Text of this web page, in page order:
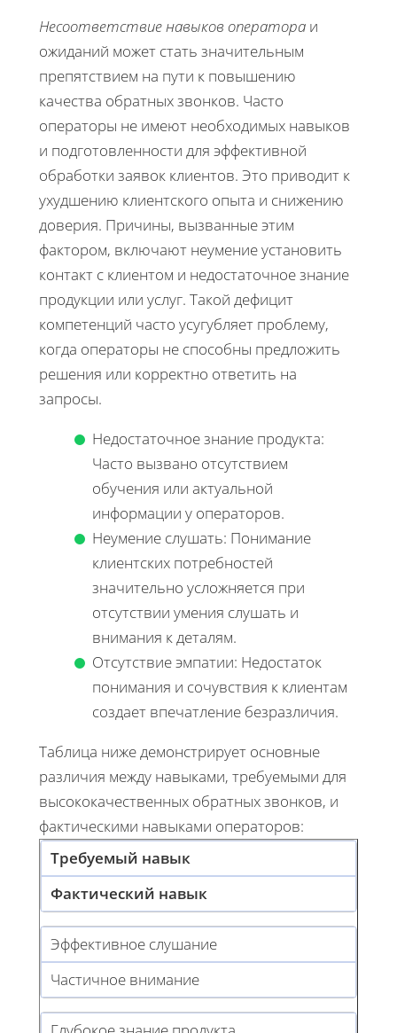
Несоответствие навыков оператора и
ожиданий может стать значительным
препятствием на пути к повышению
качества обратных звонков. Часто
операторы не имеют необходимых навыков
и подготовленности для эффективной
обработки заявок клиентов. Это приводит к
ухудшению клиентского опыта и снижению
доверия. Причины, вызванные этим
фактором, включают неумение установить
контакт с клиентом и недостаточное знание
продукции или услуг. Такой дефицит
компетенций часто усугубляет проблему,
когда операторы не способны предложить
решения или корректно ответить на
запросы.
Недостаточное знание продукта:
Часто вызвано отсутствием
обучения или актуальной
информации у операторов.
Неумение слушать: Понимание
клиентских потребностей
значительно усложняется при
отсутствии умения слушать и
внимания к деталям.
Отсутствие эмпатии: Недостаток
понимания и сочувствия к клиентам
создает впечатление безразличия.
Таблица ниже демонстрирует основные
различия между навыками, требуемыми для
высококачественных обратных звонков, и
фактическими навыками операторов:
Требуемый навык
Фактический навык
Эффективное слушание
Частичное внимание